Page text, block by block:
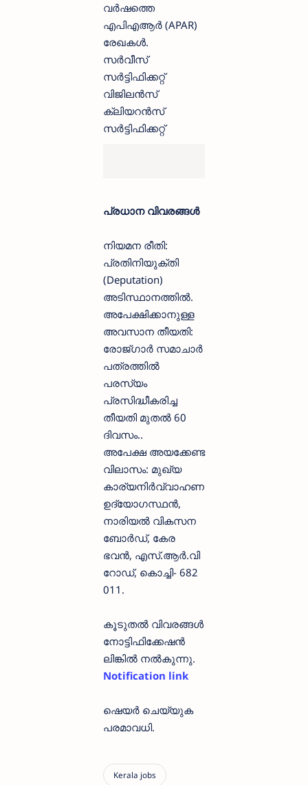
വർഷത്തെ
എപിഎആർ (APAR)
രേഖകൾ.
സർവീസ്
സർട്ടിഫിക്കറ്റ്
വിജിലൻസ്
ക്ലിയറൻസ്
സർട്ടിഫിക്കറ്റ്
പ്രധാന വിവരങ്ങൾ
നിയമന രീതി:
പ്രതിനിയുക്തി
(Deputation)
അടിസ്ഥാനത്തിൽ.
അപേക്ഷിക്കാനുള്ള
അവസാന തീയതി:
രോജ്ഗാർ സമാചാർ
പത്രത്തിൽ
പരസ്യം
പ്രസിദ്ധീകരിച്ച
തീയതി മുതൽ 60
ദിവസം..
അപേക്ഷ അയക്കേണ്ട
വിലാസം: മുഖ്യ
കാര്യനിർവ്വാഹണ
ഉദ്യോഗസ്ഥൻ,
നാരിയൽ വികസന
ബോർഡ്, കേര
ഭവൻ, എസ്.ആർ.വി
റോഡ്, കൊച്ചി- 682
011.
കൂടുതൽ വിവരങ്ങൾ
നോട്ടിഫിക്കേഷൻ
ലിങ്കിൽ നൽകുന്നു.
Notification link
ഷെയർ ചെയ്യുക
പരമാവധി.